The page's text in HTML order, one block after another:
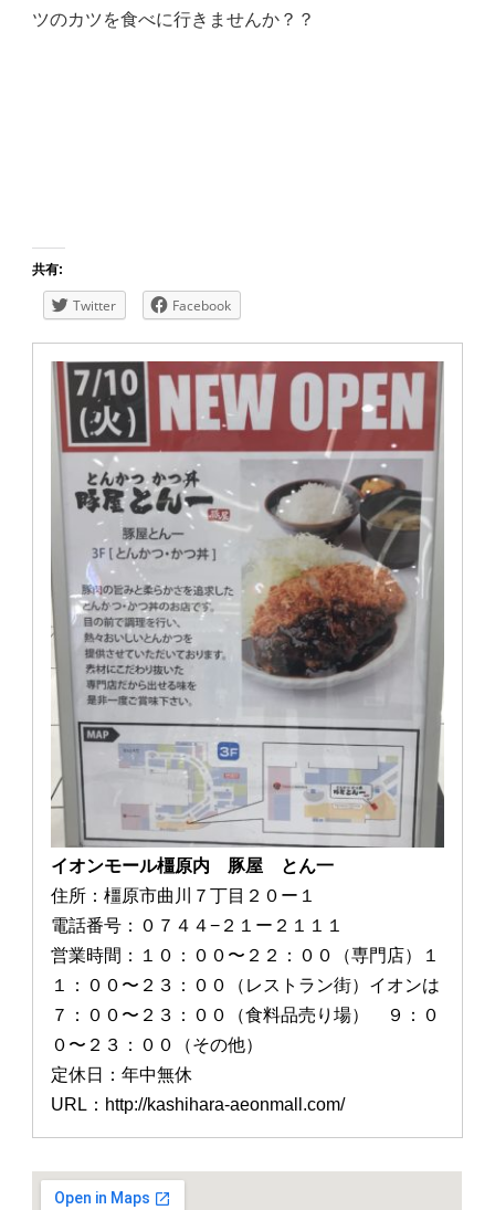
ツのカツを食べに行きませんか？？
共有:
Twitter Facebook
イオンモール橿原内 豚屋 とん一
住所：橿原市曲川７丁目２０ー１
電話番号：０７４４−２１ー２１１１
営業時間：１０：００〜２２：００（専門店）１
１：００〜２３：００（レストラン街）イオンは
７：００〜２３：００（食料品売り場） ９：０
０〜２３：００（その他）
定休日：年中無休
URL：http://kashihara-aeonmall.com/